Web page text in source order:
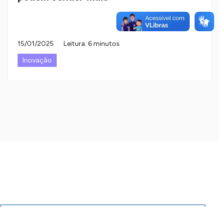
15/01/2025
Leitura: 6 minutos
Inovação